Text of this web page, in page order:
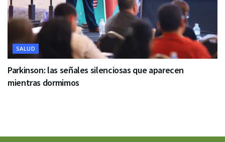
SALUD
Parkinson: las señales silenciosas que aparecen
mientras dormimos